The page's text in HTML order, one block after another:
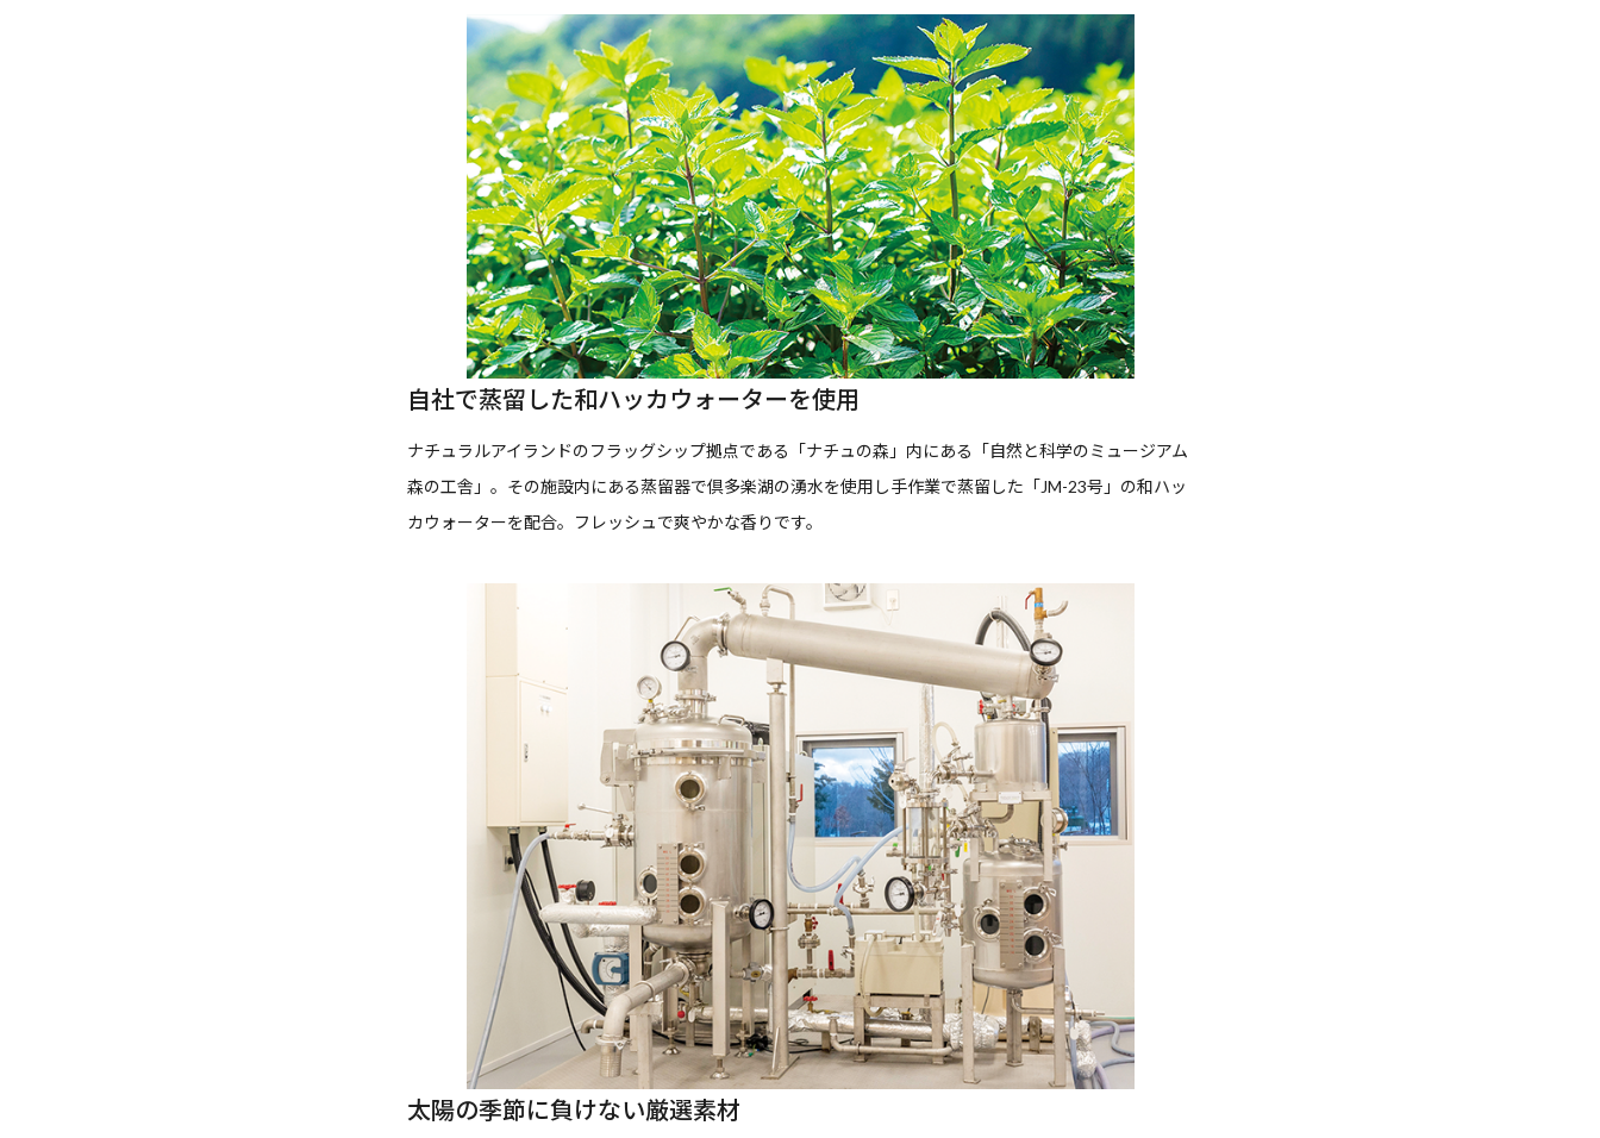
自社で蒸留した和ハッカウォーターを使用
ナチュラルアイランドのフラッグシップ拠点である「ナチュの森」内にある「自然と科学のミュージアム
森の工舎」。その施設内にある蒸留器で倶多楽湖の湧水を使用し手作業で蒸留した「JM-23号」の和ハッ
カウォーターを配合。フレッシュで爽やかな香りです。
太陽の季節に負けない厳選素材